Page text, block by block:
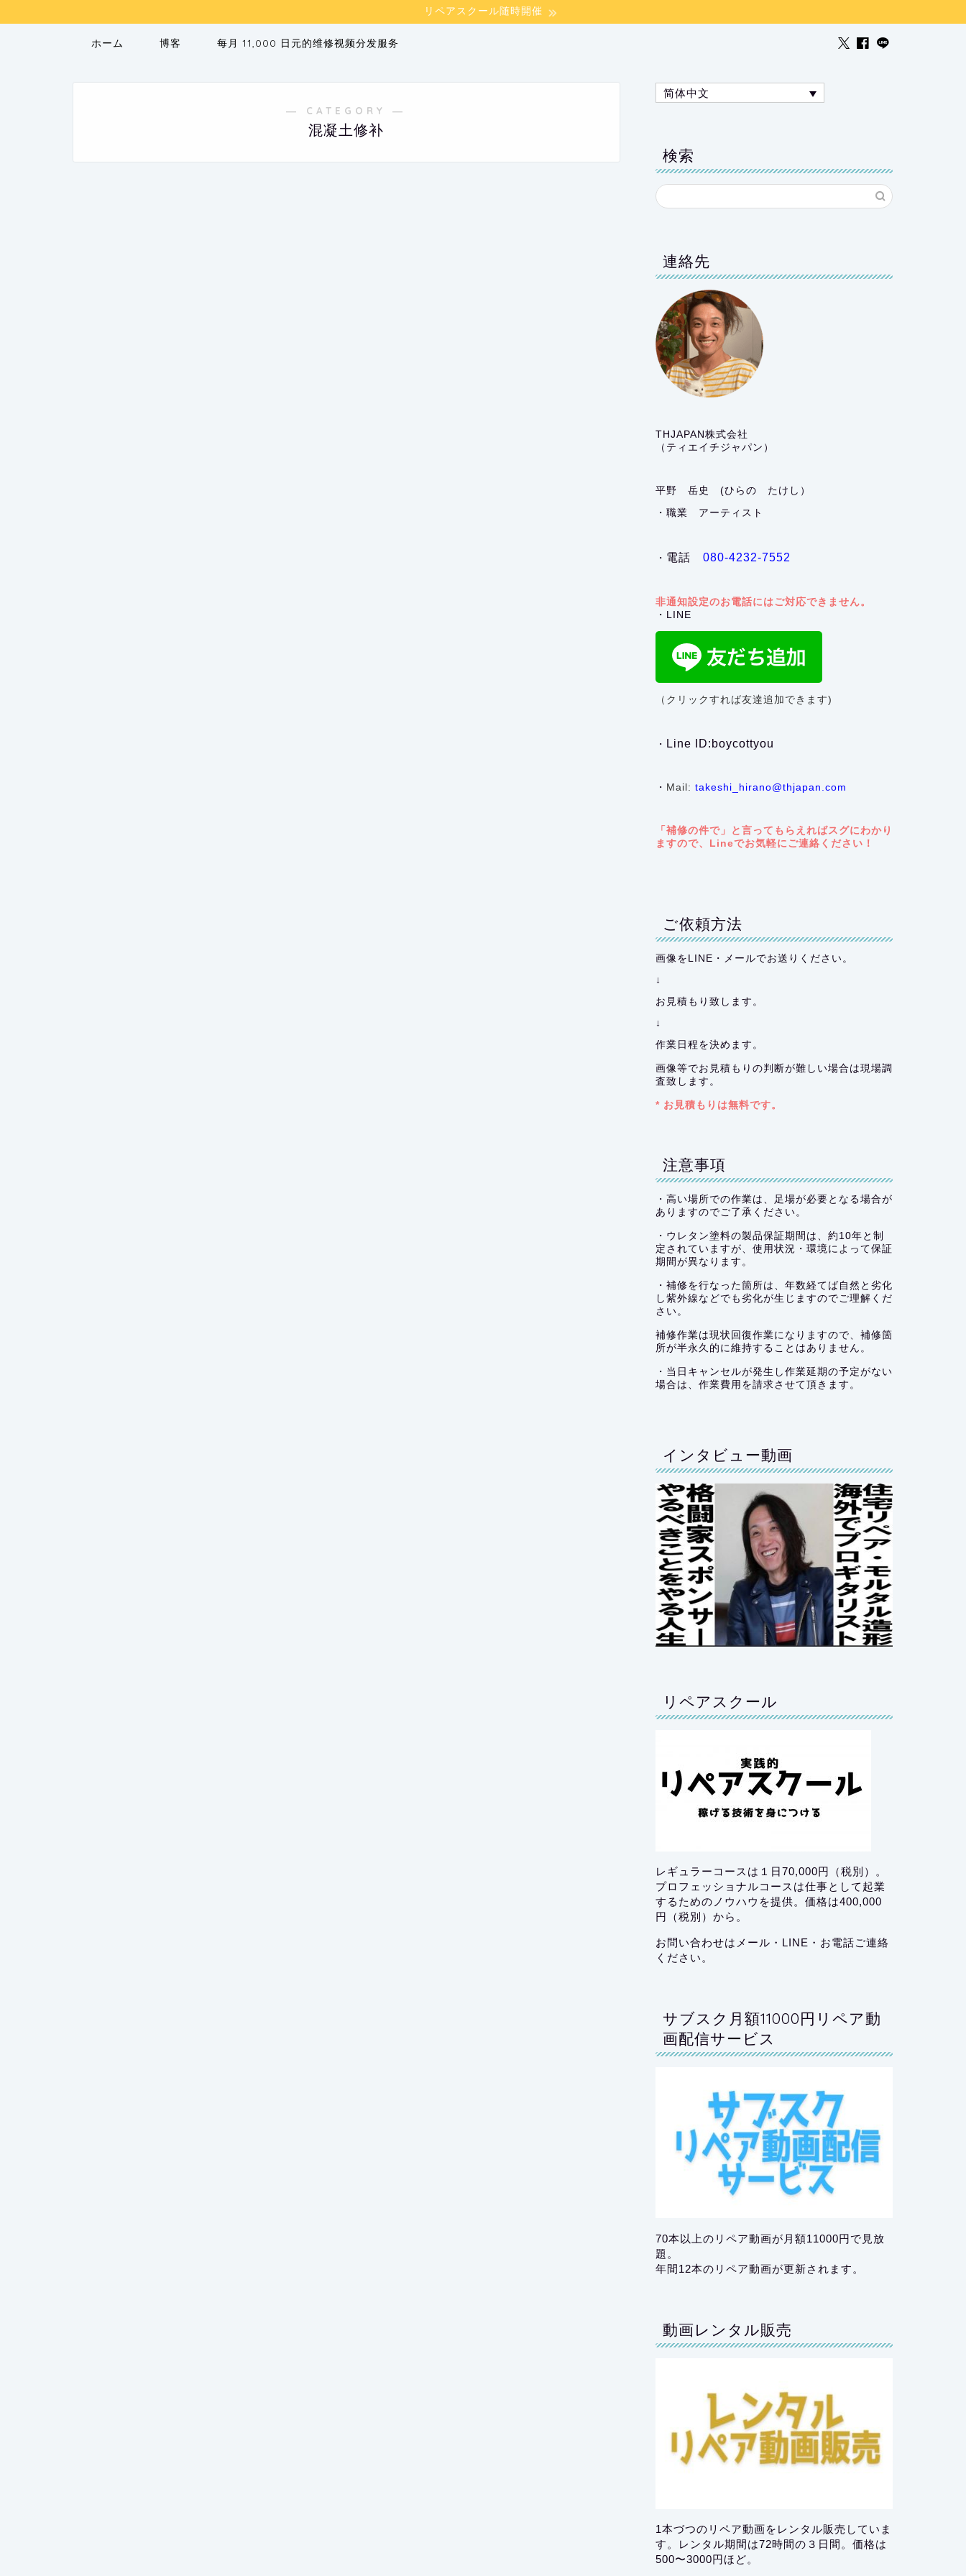
リペアスクール随時開催
ホーム 博客 每月 11,000 日元的维修视频分发服务
― CATEGORY ―
混凝土修补
简体中文
検索
連絡先
THJAPAN株式会社
（ティエイチジャパン）
平野 岳史 (ひらの たけし）
・職業 アーティスト
・ 電話 080-4232-7552
非通知設定のお電話にはご対応できません。
・LINE
（クリックすれば友達追加できます)
・ Line ID:boycottyou
・ Mail: takeshi_hirano@thjapan.com
「補修の件で」と言ってもらえればスグにわかり
ますので、Lineでお気軽にご連絡ください！
ご依頼方法
画像をLINE・メールでお送りください。
↓
お見積もり致します。
↓
作業日程を決めます。
画像等でお見積もりの判断が難しい場合は現場調
査致します。
* お見積もりは無料です。
注意事項
・高い場所での作業は、足場が必要となる場合が
ありますのでご了承ください。
・ウレタン塗料の製品保証期間は、約10年と制
定されていますが、使用状況・環境によって保証
期間が異なります。
・補修を行なった箇所は、年数経てば自然と劣化
し紫外線などでも劣化が生じますのでご理解くだ
さい。
補修作業は現状回復作業になりますので、補修箇
所が半永久的に維持することはありません。
・当日キャンセルが発生し作業延期の予定がない
場合は、作業費用を請求させて頂きます。
インタビュー動画
リペアスクール
レギュラーコースは１日70,000円（税別）。
プロフェッショナルコースは仕事として起業
するためのノウハウを提供。価格は400,000
円（税別）から。
お問い合わせはメール・LINE・お電話ご連絡
ください。
サブスク月額11000円リペア動
画配信サービス
70本以上のリペア動画が月額11000円で見放
題。
年間12本のリペア動画が更新されます。
動画レンタル販売
1本づつのリペア動画をレンタル販売していま
す。レンタル期間は72時間の３日間。価格は
500〜3000円ほど。